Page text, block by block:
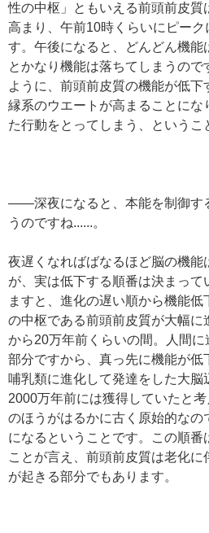
性の中枢」ともいえる前頭前皮質
高まり、午前10時くらいにピーク
す。午後になると、どんどん機能
とかなり機能は落ちてしまうの
ように、前頭前皮質の機能が低下
縁系のウエートが高まることにな
た行動をとってしまう、というこ
——深夜になると、本能を制御す
うのですね......。
夜遅くなればばなるほど脳の機能
が、実は低下する順番は決まって
ますと、進化の遅い順から機能
の中枢である前頭前皮質が大幅
から20万年前くらいの間。人間
部分ですから、真っ先に機能が低
哺乳類に進化して発達をした大
2000万年前には獲得していたと
のほうがはるかに古く原始的なの
になるということです。この順番
ことが言え、前頭前皮質は老化
が起きる部分でもあります。